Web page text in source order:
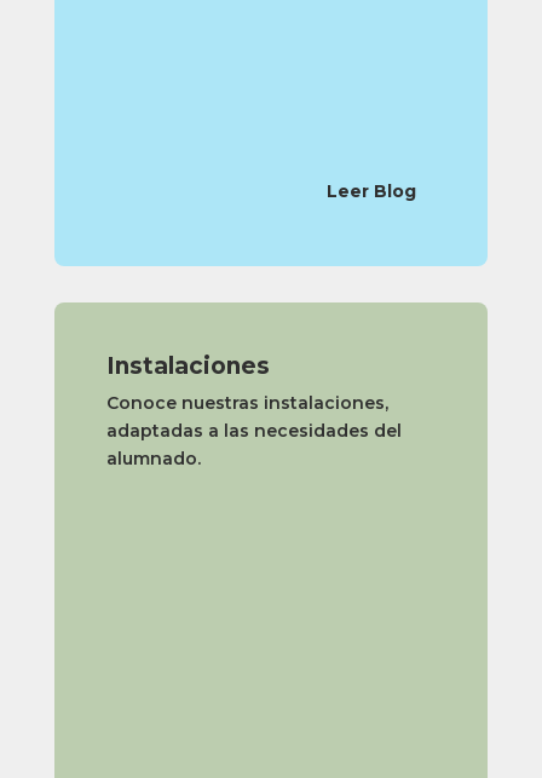
Leer Blog
Instalaciones
Conoce nuestras instalaciones,
adaptadas a las necesidades del
alumnado.